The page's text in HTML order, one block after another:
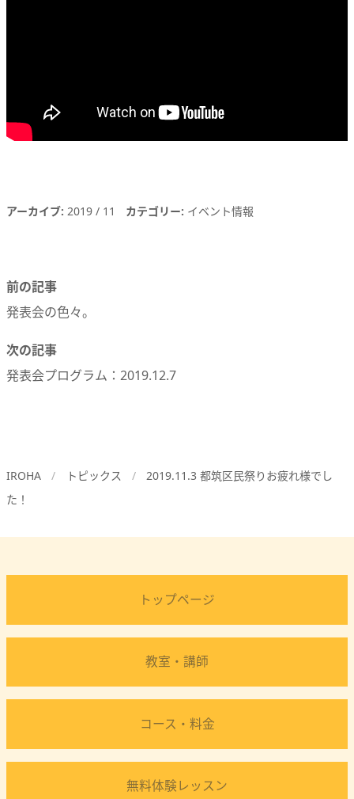
IROHA トピックス
2019.11.3 都筑区民祭りお疲れ様でし
た！
アーカイブ 2019 11 カテゴリー イベント情報
前の記事
発表会の色々。
次の記事
発表会プログラム：2019.12.7
トップページ
教室・講師
コース・料金
無料体験レッスン